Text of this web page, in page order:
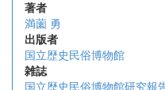
著者
満薗 勇
出版者
国立歴史民俗博物館
雑誌
国立歴史民俗博物館研究報